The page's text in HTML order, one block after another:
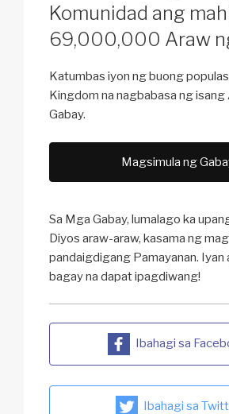
Komunidad ang
69,000,000 Araw
Katumbas iyon ng buong
Kingdom na nagbabasa ng isang
Gabay.
Magsimula ng
Sa Mga Gabay, lumalago ka
Diyos araw-araw, kasama ng
pandaigdigang Pamayanan. Iyan
bagay na dapat ipagdiwang!
Ibahagi sa
Ibahagi sa